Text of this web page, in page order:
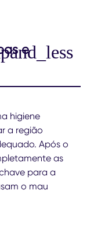
e
higiene
a região
Após o
as
para a
o mau